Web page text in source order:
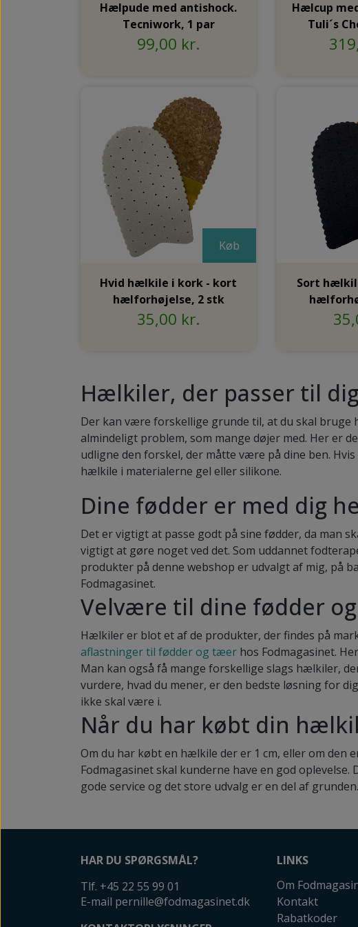
PLASTER TIL LIGTORNE OG VABLER
Hælpude med antishock.
Tecniwork, 1 par
99,00 kr.
Hælcup
Tuli´s
Køb
Hvid hælkile i kork - kort
hælforhøjelse, 2 stk
35,00 kr.
Sort
Hælkiler, der passer til
Der kan være forskellige grunde til, at du skal
almindeligt problem, som mange døjer med. Her er
udligne den forskel, der måtte være på dine ben.
hælkile i materialerne gel eller silikone.
Dine fødder er med dig
Det er vigtigt at passe godt på sine fødder, da man
vigtigt at gøre noget ved det. Som uddannet
produkter på denne webshop er udvalgt af mig, på
Fodmagasinet.
Velvære til dine fødder
Hælkiler er blot et af de produkter, der findes på
aflastninger til fødder og tæer hos Fodmagasinet.
Man kan også få mange forskellige slags hælkiler,
vurdere, hvad du mener, er den bedste løsning for
ikke skal være i.
Når du har købt din
Om du har købt en hælkile der er 1 cm, eller om
Fodmagasinet skal kunderne have en god
gode service og det store udvalg er en del af grunden.
HAR DU SPØRGSMÅL?
Tlf. +45 22 55 99 01
E-mail pernille@fodmagasinet.dk
LINKS
Om
Kontakt
Rabatkoder